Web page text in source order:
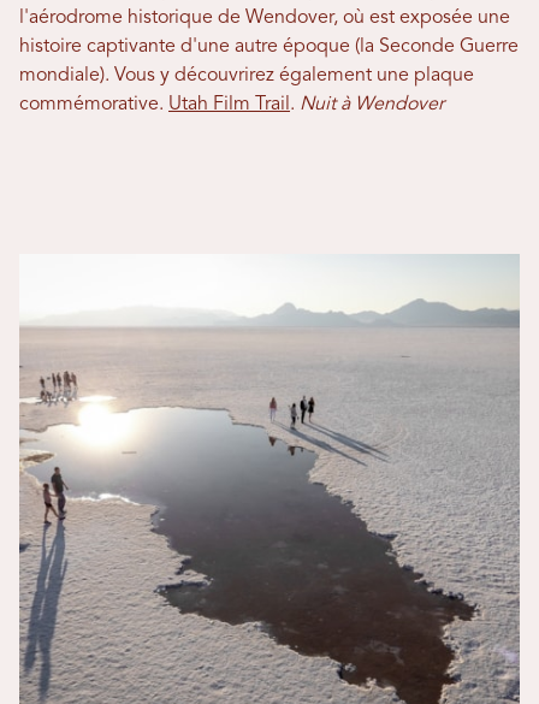
l'aérodrome historique de Wendover, où est exposée une
histoire captivante d'une autre époque (la Seconde Guerre
mondiale). Vous y découvrirez également une plaque
commémorative. Utah Film Trail . Nuit à Wendover